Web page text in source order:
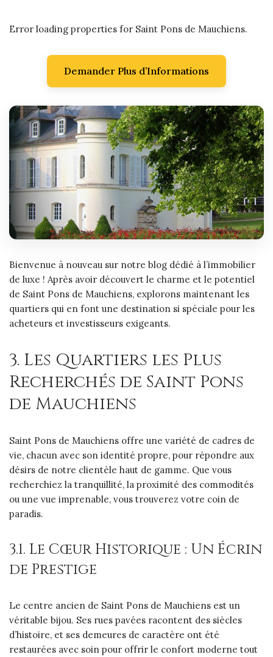
Error loading properties for Saint Pons de Mauchiens.
Demander Plus d’Informations
Bienvenue à nouveau sur notre blog dédié à l’immobilier
de luxe ! Après avoir découvert le charme et le potentiel
de Saint Pons de Mauchiens, explorons maintenant les
quartiers qui en font une destination si spéciale pour les
acheteurs et investisseurs exigeants.
3. Les Quartiers les Plus
Recherchés de Saint Pons
de Mauchiens
Saint Pons de Mauchiens offre une variété de cadres de
vie, chacun avec son identité propre, pour répondre aux
désirs de notre clientèle haut de gamme. Que vous
recherchiez la tranquillité, la proximité des commodités
ou une vue imprenable, vous trouverez votre coin de
paradis.
3.1. Le Cœur Historique : Un Écrin
de Prestige
Le centre ancien de Saint Pons de Mauchiens est un
véritable bijou. Ses rues pavées racontent des siècles
d’histoire, et ses demeures de caractère ont été
restaurées avec soin pour offrir le confort moderne tout